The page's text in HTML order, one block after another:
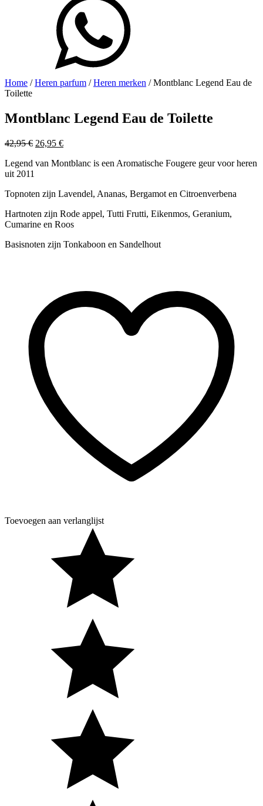
Home /Heren parfum /Heren merken / Montblanc Legend Eau de
Toilette
Montblanc Legend Eau de Toilette
42,95€ Oorspronkelijke
was:
26,95 €Huidige
is:
Legend van Montblanc is een Aromatische Fougere geur voor heren
uit 2011
Topnoten zijn Lavendel, Ananas, Bergamot en Citroenverbena
Hartnoten zijn Rode appel, Tutti Frutti, Eikenmos, Geranium,
Cumarine en Roos
Basisnoten zijn Tonkaboon en Sandelhout
Toevoegen aan verlanglijst